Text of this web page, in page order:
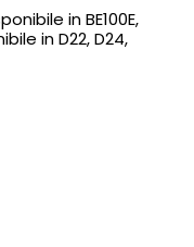
in BE100E,
in D22, D24,